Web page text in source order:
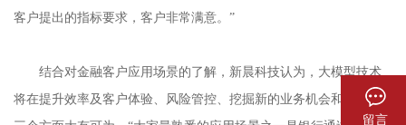
客户提出的指标要求，客户非常满意。”
结合对金融客户应用场景的了解，新晨科技认为，大模型技术
将在提升效率及客户体验、风险管控、挖掘新的业务机会和增长点
留言